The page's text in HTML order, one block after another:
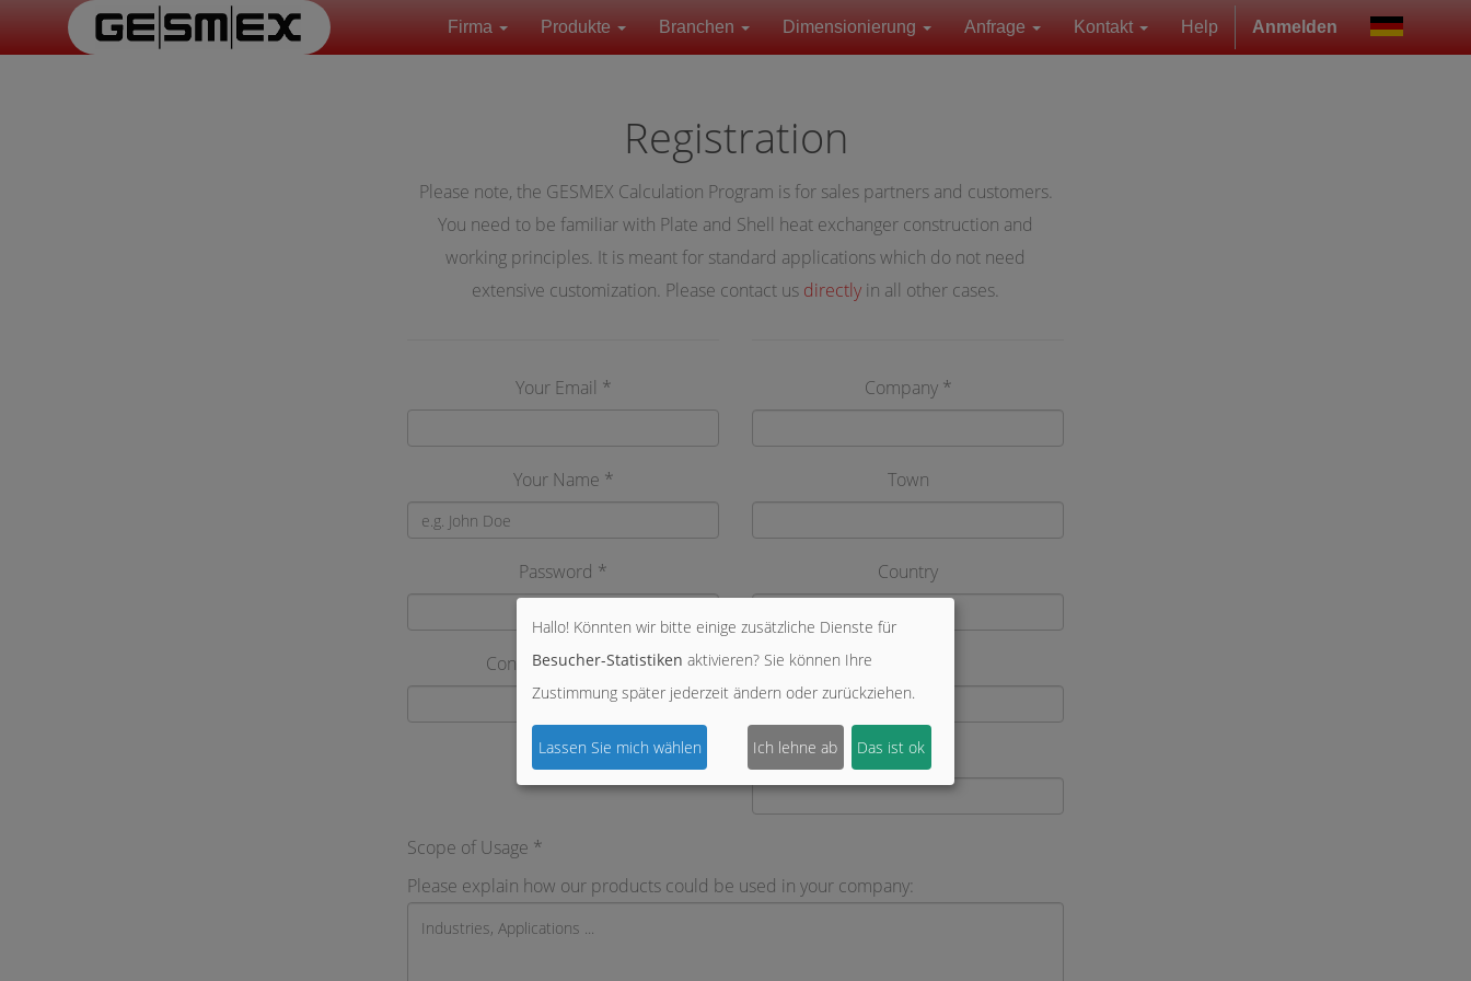
Firma Produkte Branchen Dimensionierung Anfrage Kontakt Help Anmelden
Registration
Please note, the GESMEX Calculation Program is for sales partners and customers.
You need to be familiar with Plate and Shell heat exchanger construction and
working principles. It is meant for standard applications which do not need
extensive customization. Please contact us directly in all other cases.
Your Email *
Your Name *
Password *
Confirm Password *
Company *
Town
Country
Telephone
Website *
Scope of Usage *
Please explain how our products could be used in your company:
Hallo! Könnten wir bitte einige zusätzliche Dienste für
Besucher-Statistiken aktivieren? Sie können Ihre
Zustimmung später jederzeit ändern oder zurückziehen.
Lassen Sie mich wählen Ich lehne ab Das ist ok